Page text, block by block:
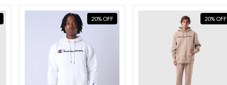
20% OFF 20% OFF